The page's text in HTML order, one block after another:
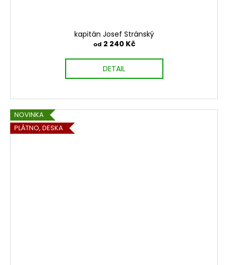
kapitán Josef Stránský
od 2 240 Kč
DETAIL
NOVINKA
PLÁTNO, DESKA